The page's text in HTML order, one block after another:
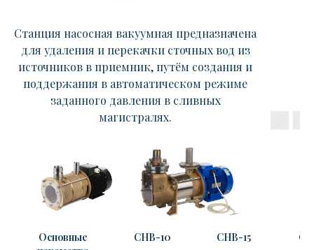
Станция насосная вакуумная предназначена
для удаления и перекачки сточных вод из
источников в приемник, путём создания и
поддержания в автоматическом режиме
заданного давления в сливных
магистралях.
Основные
СНВ-10 СНВ-15